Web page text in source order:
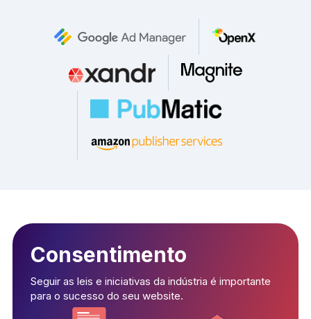
Consentimento
Seguir as leis e iniciativas da indústria é importante
para o sucesso do seu website.